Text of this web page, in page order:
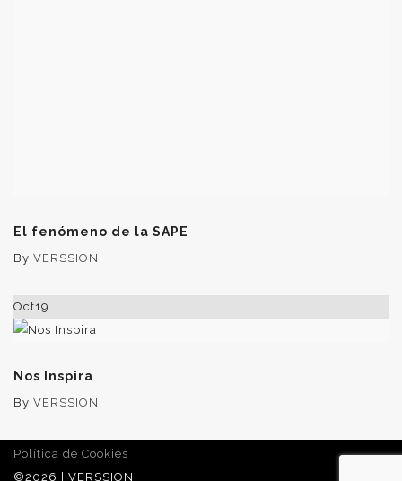
El fenómeno de la SAPE
By VERSSION
Oct19
Nos Inspira
By VERSSION
Política de Cookies
©2026 | VERSSION